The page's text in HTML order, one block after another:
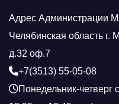
Адрес
Челябинская область
д.32 оф.7
+7(3513) 55-05-08
Понедельник-четверг